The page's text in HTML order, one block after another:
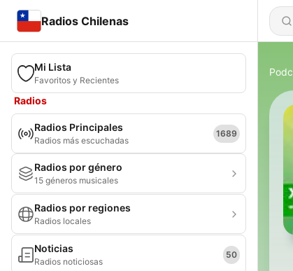
Radios Chilenas
Mi Lista
Favoritos y Recientes
Radios
Radios Principales
Radios más escuchadas
1689
Radios por género
15 géneros musicales
Radios por regiones
Radios locales
Noticias
Radios noticiosas
50